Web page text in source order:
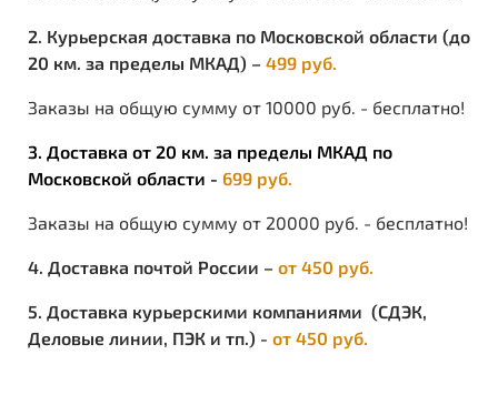
2. Курьерская доставка по Московской области (до
20 км. за пределы МКАД) – 499 руб.
Заказы на общую сумму от 10000 руб. - бесплатно!
3. Доставка от 20 км. за пределы МКАД по
Московской области - 699 руб.
Заказы на общую сумму от 20000 руб. - бесплатно!
4. Доставка почтой России – от 450 руб.
5. Доставка курьерскими компаниями (СДЭК,
Деловые линии, ПЭК и тп.) - от 450 руб.